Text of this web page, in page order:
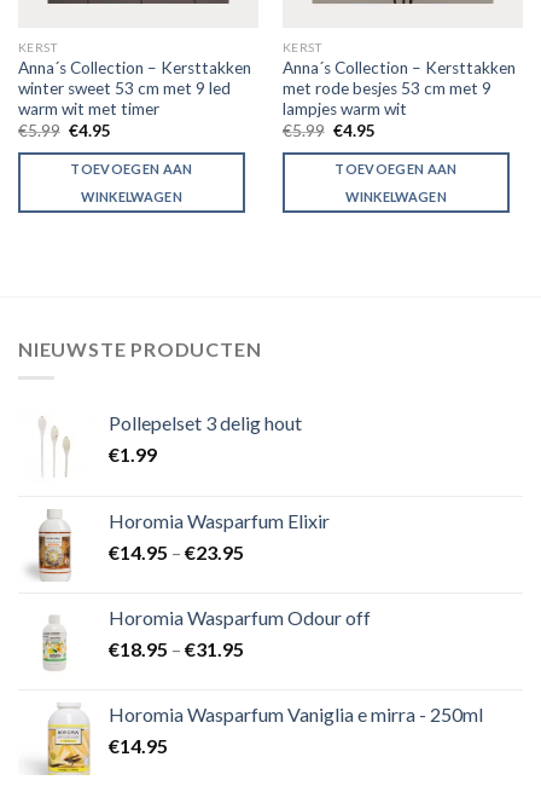
KERST
Anna´s Collection – Kersttakken
winter sweet 53 cm met 9 led
warm wit met timer
€5.99 €4.95
TOEVOEGEN AAN
WINKELWAGEN
KERST
Anna´s Collection – Kersttakken
met rode besjes 53 cm met 9
lampjes warm wit
€5.99 €4.95
TOEVOEGEN AAN
WINKELWAGEN
NIEUWSTE PRODUCTEN
Pollepelset 3 delig hout
€1.99
Horomia Wasparfum Elixir
€14.95 – €23.95
Horomia Wasparfum Odour off
€18.95 – €31.95
Horomia Wasparfum Vaniglia e mirra - 250ml
€14.95